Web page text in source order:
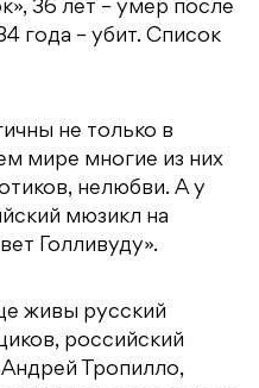
36 лет – умер после
года – убит. Список
не только в
мире многие из них
нелюбви. А у
мюзикл на
Голливуду».
живы русский
российский
Тропилло,